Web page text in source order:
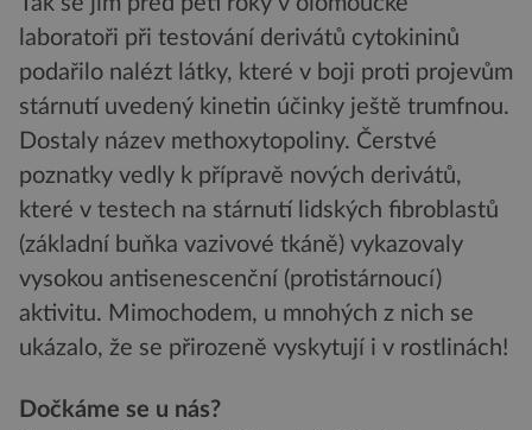
laboratoři při testování derivátů cytokininů
podařilo nalézt látky, které v boji proti projevům
stárnutí uvedený kinetin účinky ještě trumfnou.
Dostaly název methoxytopoliny. Čerstvé
poznatky vedly k přípravě nových derivátů,
které v testech na stárnutí lidských fibroblastů
(základní buňka vazivové tkáně) vykazovaly
vysokou antisenescenční (protistárnoucí)
aktivitu. Mimochodem, u mnohých z nich se
ukázalo, že se přirozeně vyskytují i v rostlinách!
Dočkáme se u nás?